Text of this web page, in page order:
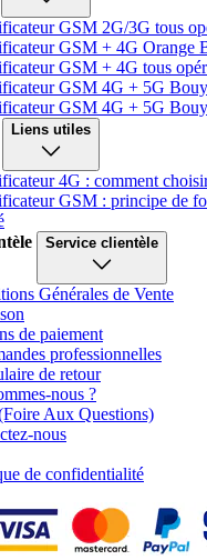
GSM 2G/3G tous
GSM + 4G Orange
GSM + 4G tous
GSM 4G + 5G
GSM 4G + 5G
Liens utiles
4G : comment
GSM : principe de
Service clientèle
Générales de Vente
de paiement
professionnelles
de retour
nous ?
Aux Questions)
nous
de confidentialité